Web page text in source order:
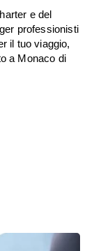
e del
professionisti
il tuo viaggio,
a Monaco di